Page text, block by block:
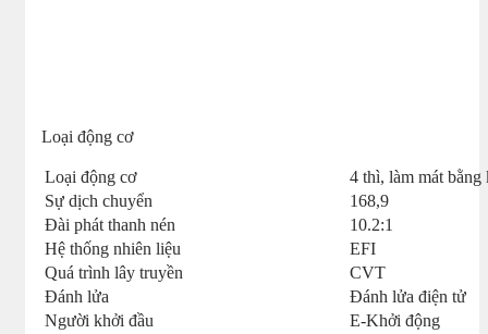
Loại động cơ
Loại động cơ
4 thì, làm mát
Sự dịch chuyển
168,9
Đài phát thanh nén
10.2:1
Hệ thống nhiên liệu
EFI
Quá trình lây truyền
CVT
Đánh lửa
Đánh lửa điện tử
Người khởi đầu
E-Khởi động